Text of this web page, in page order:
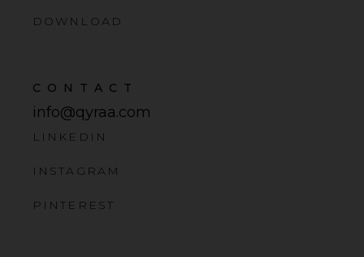
DOWNLOAD
CONTACT
info@qyraa.com
LINKEDIN
INSTAGRAM
PINTEREST